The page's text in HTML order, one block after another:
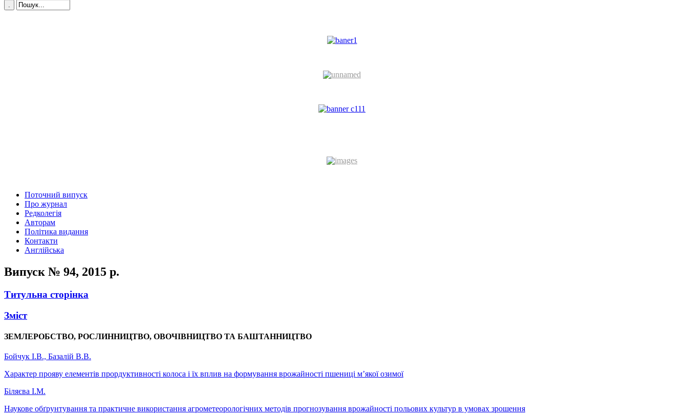
Поточний випуск
Про журнал
Редколегія
Авторам
Політика видання
Контакти
Англійська
Випуск № 94, 2015 р.
Титульна сторінка
Зміст
ЗЕМЛЕРОБСТВО, РОСЛИННИЦТВО, ОВОЧІВНИЦТВО ТА БАШТАННИЦТВО
Бойчук І.В., Базалій В.В.
Характер прояву елементів прордуктивності колоса і їх вплив на формування врожайності пшениці м’якої озимої
Біляєва І.М.
Наукове обґрунтування та практичне використання агрометеорологічних методів прогнозування врожайності польових культур в умовах зрошення